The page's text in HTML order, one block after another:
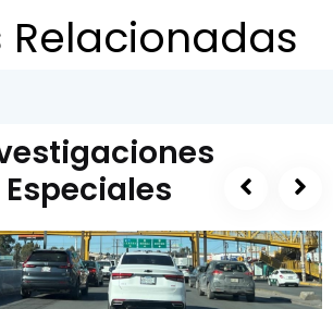
Relacionadas
Especiales